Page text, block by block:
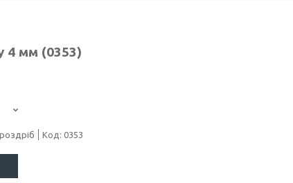
4 мм (0353)
Код: 0353